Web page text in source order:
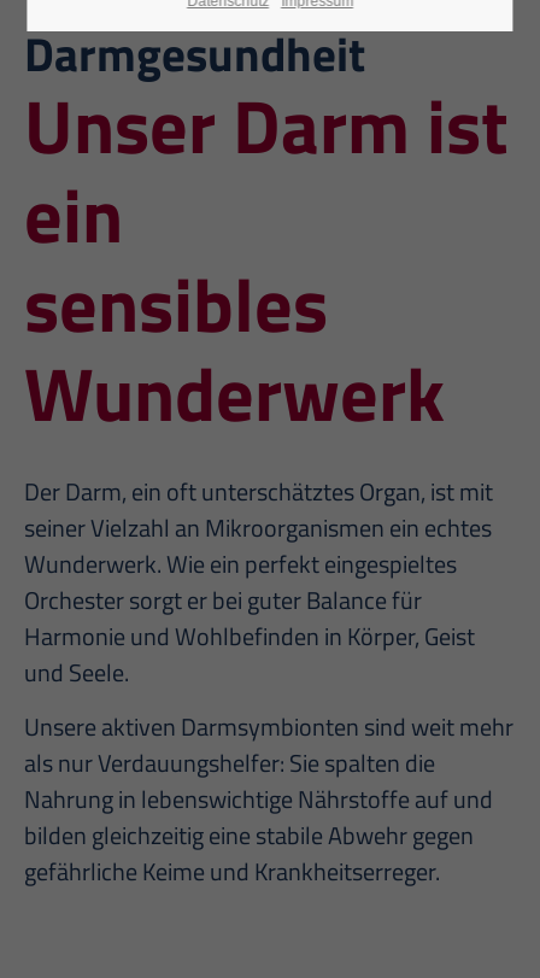
Darmgesundheit
Unser Darm ist
ein
sensibles
Wunderwerk
Der Darm, ein oft unterschätztes Organ, ist mit
seiner Vielzahl an Mikroorganismen ein echtes
Wunderwerk. Wie ein perfekt eingespieltes
Orchester sorgt er bei guter Balance für
Harmonie und Wohlbefinden in Körper, Geist
und Seele.
Unsere aktiven Darmsymbionten sind weit mehr
als nur Verdauungshelfer: Sie spalten die
Nahrung in lebenswichtige Nährstoffe auf und
bilden gleichzeitig eine stabile Abwehr gegen
gefährliche Keime und Krankheitserreger.